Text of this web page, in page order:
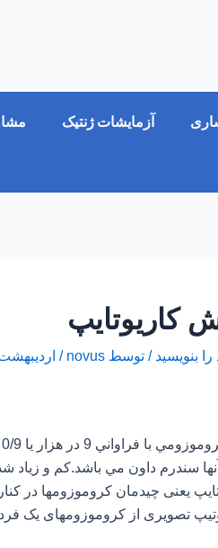
آزمایشات ژنتیک
کاریوتایپ
بنویسید / توسط novus
/ اردیبهشت 16,
سندرم داون مي باشد.کم و زیاد
یعنی چیدمان کروموزومها در
تصویری از کروموزومهای یک